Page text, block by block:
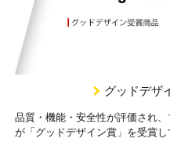
グッドデザ
品質・機能・安全性が評価され
が「グッドデザイン賞」を受賞し